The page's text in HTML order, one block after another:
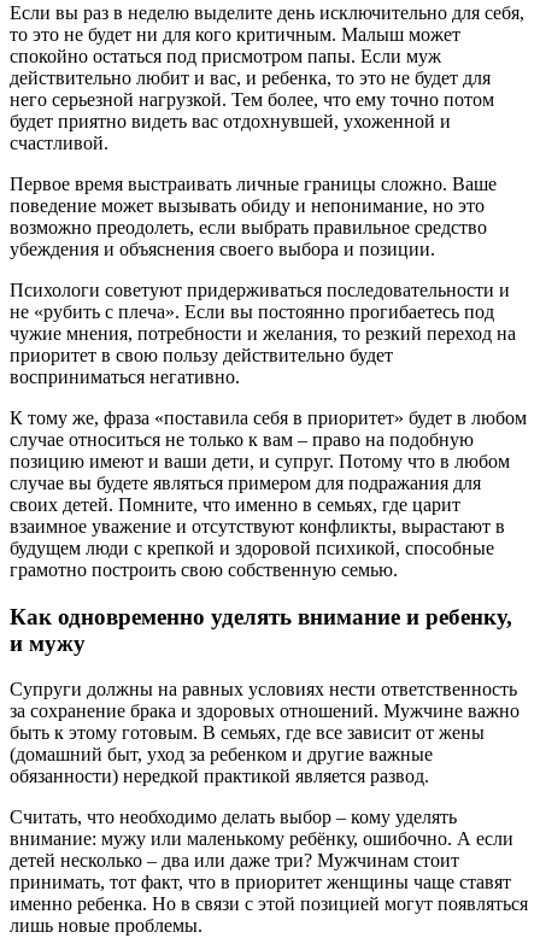
Если вы раз в неделю выделите день исключительно для себя,
то это не будет ни для кого критичным. Малыш может
спокойно остаться под присмотром папы. Если муж
действительно любит и вас, и ребенка, то это не будет для
него серьезной нагрузкой. Тем более, что ему точно потом
будет приятно видеть вас отдохнувшей, ухоженной и
счастливой.
Первое время выстраивать личные границы сложно. Ваше
поведение может вызывать обиду и непонимание, но это
возможно преодолеть, если выбрать правильное средство
убеждения и объяснения своего выбора и позиции.
Психологи советуют придерживаться последовательности и
не «рубить с плеча». Если вы постоянно прогибаетесь под
чужие мнения, потребности и желания, то резкий переход на
приоритет в свою пользу действительно будет
восприниматься негативно.
К тому же, фраза «поставила себя в приоритет» будет в любом
случае относиться не только к вам – право на подобную
позицию имеют и ваши дети, и супруг. Потому что в любом
случае вы будете являться примером для подражания для
своих детей. Помните, что именно в семьях, где царит
взаимное уважение и отсутствуют конфликты, вырастают в
будущем люди с крепкой и здоровой психикой, способные
грамотно построить свою собственную семью.
Как одновременно уделять внимание и ребенку,
и мужу
Супруги должны на равных условиях нести ответственность
за сохранение брака и здоровых отношений. Мужчине важно
быть к этому готовым. В семьях, где все зависит от жены
(домашний быт, уход за ребенком и другие важные
обязанности) нередкой практикой является развод.
Считать, что необходимо делать выбор – кому уделять
внимание: мужу или маленькому ребёнку, ошибочно. А если
детей несколько – два или даже три? Мужчинам стоит
принимать, тот факт, что в приоритет женщины чаще ставят
именно ребенка. Но в связи с этой позицией могут появляться
лишь новые проблемы.